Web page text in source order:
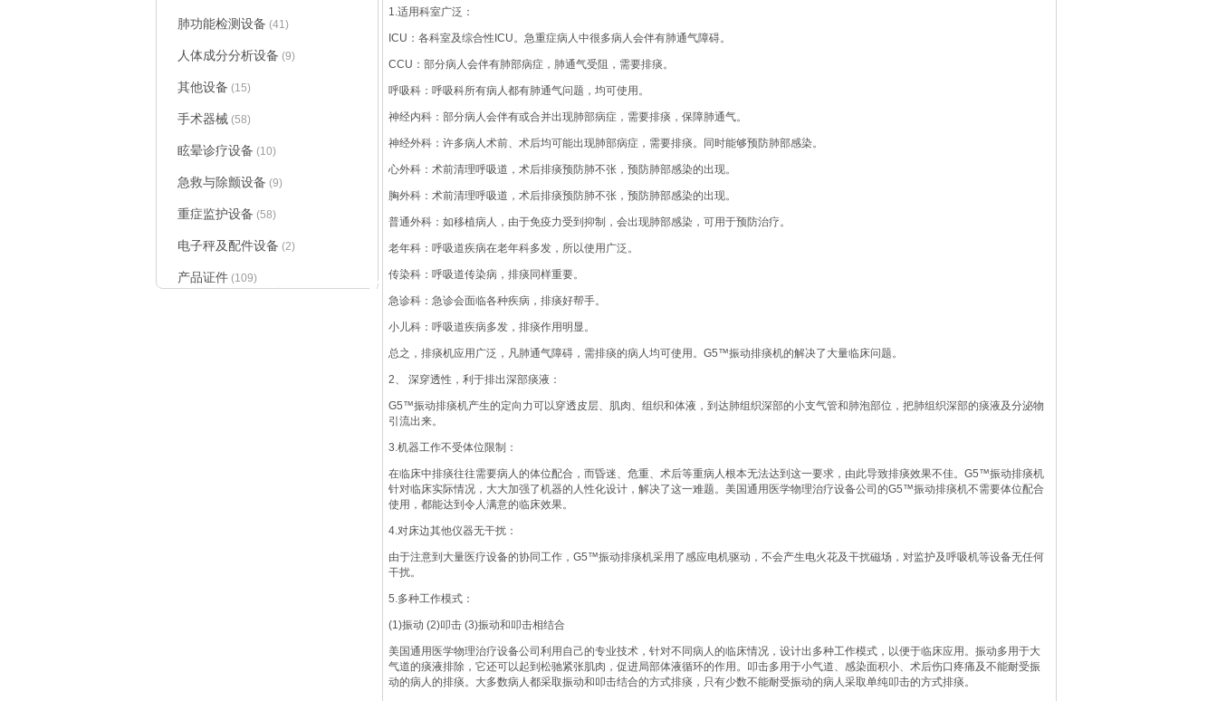
1.适用科室广泛：
ICU：各科室及综合性ICU。急重症病人中很多病人会伴有肺通气障碍。
CCU：部分病人会伴有肺部病症，肺通气受阻，需要排痰。
呼吸科：呼吸科所有病人都有肺通气问题，均可使用。
神经内科：部分病人会伴有或合并出现肺部病症，需要排痰，保障肺通气。
神经外科：许多病人术前、术后均可能出现肺部病症，需要排痰。同时能够预防肺部感染。
心外科：术前清理呼吸道，术后排痰预防肺不张，预防肺部感染的出现。
胸外科：术前清理呼吸道，术后排痰预防肺不张，预防肺部感染的出现。
普通外科：如移植病人，由于免疫力受到抑制，会出现肺部感染，可用于预防治疗。
老年科：呼吸道疾病在老年科多发，所以使用广泛。
传染科：呼吸道传染病，排痰同样重要。
急诊科：急诊会面临各种疾病，排痰好帮手。
小儿科：呼吸道疾病多发，排痰作用明显。
总之，排痰机应用广泛，凡肺通气障碍，需排痰的病人均可使用。G5™振动排痰机的解决了大量临床问题。
2、 深穿透性，利于排出深部痰液：
G5™振动排痰机产生的定向力可以穿透皮层、肌肉、组织和体液，到达肺组织深部的小支气管和肺泡部位，把肺组织深部的痰液及分泌物
引流出来。
3.机器工作不受体位限制：
在临床中排痰往往需要病人的体位配合，而昏迷、危重、术后等重病人根本无法达到这一要求，由此导致排痰效果不佳。G5™振动排痰机
针对临床实际情况，大大加强了机器的人性化设计，解决了这一难题。美国通用医学物理治疗设备公司的G5™振动排痰机不需要体位配合
使用，都能达到令人满意的临床效果。
4.对床边其他仪器无干扰：
由于注意到大量医疗设备的协同工作，G5™振动排痰机采用了感应电机驱动，不会产生电火花及干扰磁场，对监护及呼吸机等设备无任何
干扰。
5.多种工作模式：
(1)振动 (2)叩击 (3)振动和叩击相结合
美国通用医学物理治疗设备公司利用自己的专业技术，针对不同病人的临床情况，设计出多种工作模式，以便于临床应用。振动多用于大
气道的痰液排除，它还可以起到松驰紧张肌肉，促进局部体液循环的作用。叩击多用于小气道、感染面积小、术后伤口疼痛及不能耐受振
动的病人的排痰。大多数病人都采取振动和叩击结合的方式排痰，只有少数不能耐受振动的病人采取单纯叩击的方式排痰。
肺功能检测设备 (41)
人体成分分析设备 (9)
其他设备 (15)
手术器械 (58)
眩晕诊疗设备 (10)
急救与除颤设备 (9)
重症监护设备 (58)
电子秤及配件设备 (2)
产品证件 (109)